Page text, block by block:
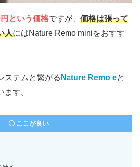
という価格ですが、 価格は張って
人にはNature Remo miniをおすす
ステムと繋がる Nature Remo eと
す。
ここが良い